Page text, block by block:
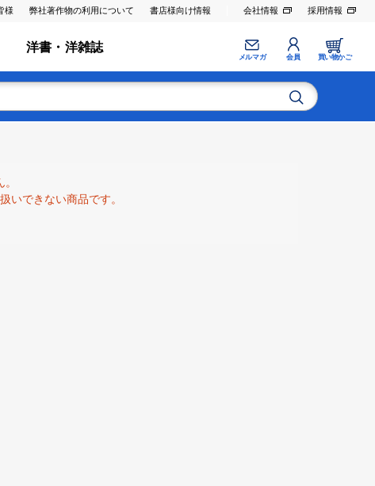
様 弊社著作物の利用について 書店様向け情報 会社情報 採用情報
洋書・洋雑誌
メルマガ 会員 買い物かご
いできない商品です。